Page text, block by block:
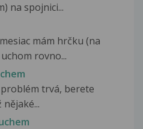
na spojnici...
mám hrčku (na
rovno...
trvá, berete